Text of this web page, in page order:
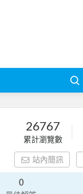
26767
累計瀏覽數
站內簡訊
0